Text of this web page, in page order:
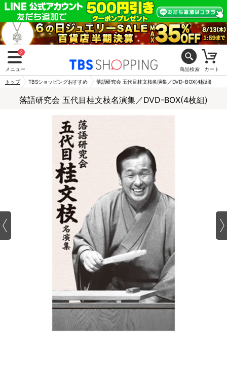
2
メニュー 商品検索 カート
トップ TBSショッピングおすすめ 落語研究会 五代目桂文枝名演集／DVD-BOX(4枚組)
落語研究会 五代目桂文枝名演集／DVD-BOX(4枚組)